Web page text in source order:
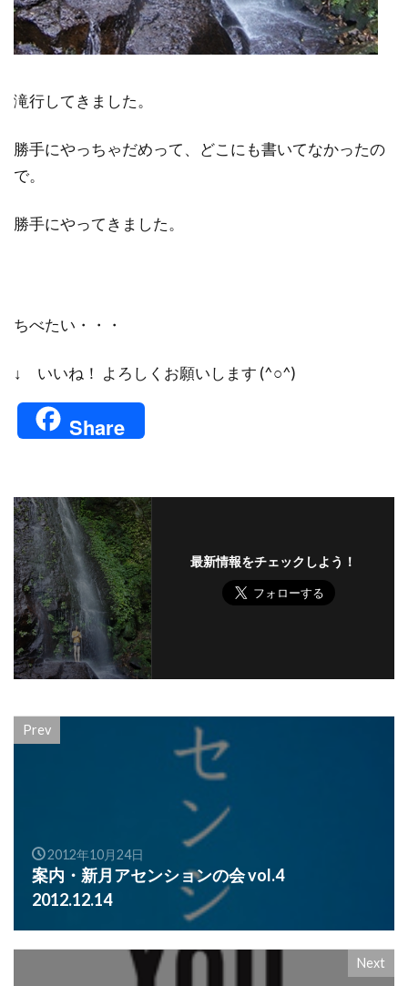
滝行してきました。
勝手にやっちゃだめって、どこにも書いてなかったの
で。
勝手にやってきました。
ちべたい・・・
↓ いいね！ よろしくお願いします (^○^)
Share
最新情報をチェックしよう！
Prev
2012年10月24日
案内・新月アセンションの会 vol.4
2012.12.14
Next